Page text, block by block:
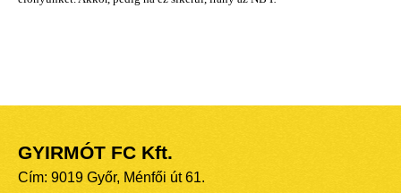
GYIRMÓT FC Kft.
Cím: 9019 Győr, Ménfői út 61.